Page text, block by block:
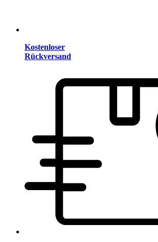
Kostenloser
Rückversand